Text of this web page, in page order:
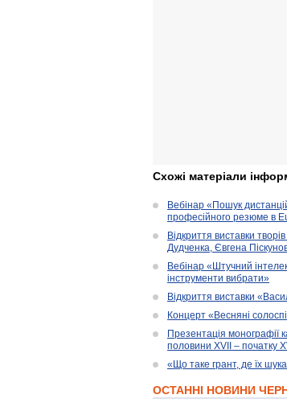
Схожі матеріали
Вебінар «Пошук
професійного резюме в
Відкриття виставки
Дудченка, Євгена
Вебінар «Штучний
інструменти вибрати»
Відкриття виставки
Концерт «Весняні
Презентація монографії
половини XVII – початку
«Що таке грант, де їх
ОСТАННІ НОВИНИ